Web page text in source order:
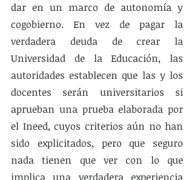
dar en un marco de autonomía y
cogobierno. En vez de pagar la
verdadera deuda de crear la
Universidad de la Educación, las
autoridades establecen que las y los
docentes serán universitarios si
aprueban una prueba elaborada por
el Ineed, cuyos criterios aún no han
sido explicitados, pero que seguro
nada tienen que ver con lo que
implica una verdadera experiencia